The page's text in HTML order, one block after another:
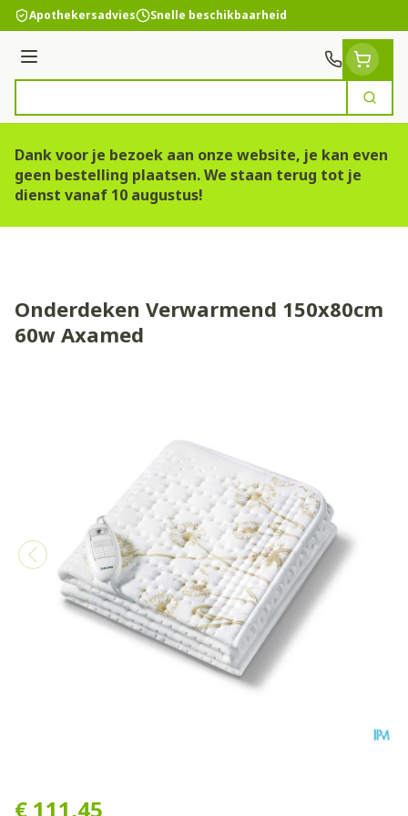
Ga naar de inhoud
Apothekersadvies Snelle beschikbaarheid
Menu
Zoek
Dank voor je bezoek aan onze website, je kan even
geen bestelling plaatsen. We staan terug tot je
dienst vanaf 10 augustus!
Onderdeken Verwarmend 150x80cm
60w Axamed
€ 111,45